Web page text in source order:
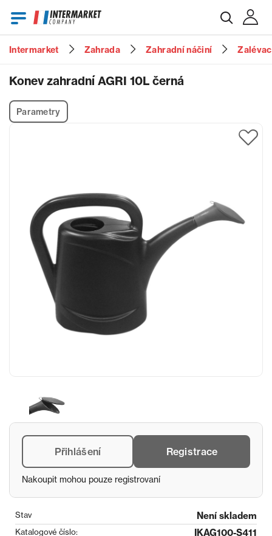
Heslo
Intermarket Zahrada Zahradní náčiní
Konev zahradní AGRI 10L černá
Parametry
Přihlášení Registrace
Nakoupit mohou pouze registrovaní
Stav Není skladem
Katalogové číslo: IKAG100-S411